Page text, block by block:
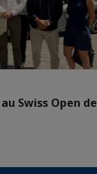
Swiss Open de